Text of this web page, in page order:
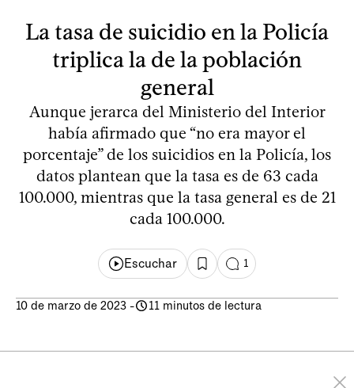
La tasa de suicidio en la Policía
triplica la de la población
general
Aunque jerarca del Ministerio del Interior
había afirmado que “no era mayor el
porcentaje” de los suicidios en la Policía, los
datos plantean que la tasa es de 63 cada
100.000, mientras que la tasa general es de 21
cada 100.000.
Escuchar 1
10 de marzo de 2023 - 11 minutos de lectura